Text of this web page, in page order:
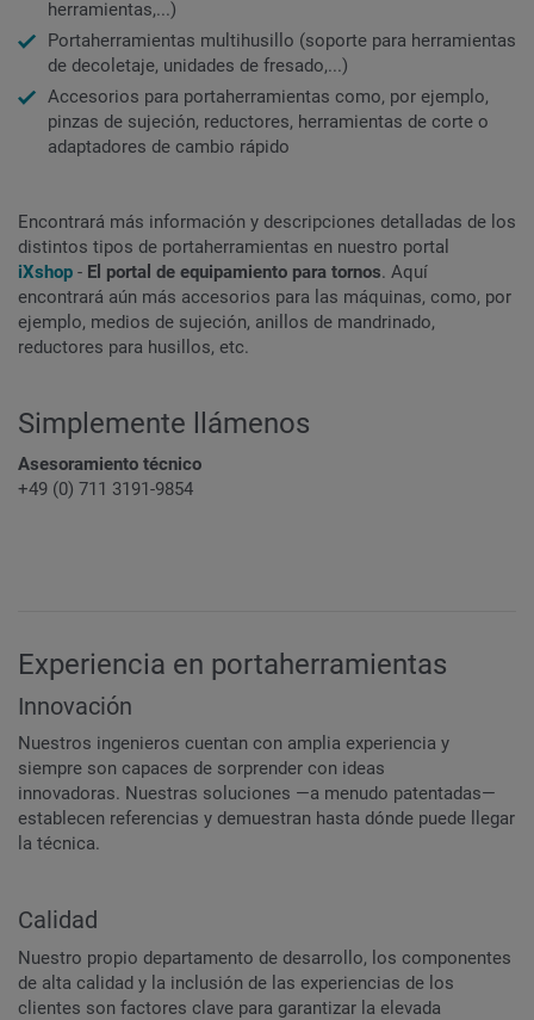
herramientas,...)
Portaherramientas multihusillo (soporte para herramientas
de decoletaje, unidades de fresado,...)
Accesorios para portaherramientas como, por ejemplo,
pinzas de sujeción, reductores, herramientas de corte o
adaptadores de cambio rápido
Encontrará más información y descripciones detalladas de los
distintos tipos de portaherramientas en nuestro portal
iXshop - El portal de equipamiento para tornos. Aquí
encontrará aún más accesorios para las máquinas, como, por
ejemplo, medios de sujeción, anillos de mandrinado,
reductores para husillos, etc.
Simplemente llámenos
Asesoramiento técnico
+49 (0) 711 3191-9854
Experiencia en portaherramientas
Innovación
Nuestros ingenieros cuentan con amplia experiencia y
siempre son capaces de sorprender con ideas
innovadoras. Nuestras soluciones —a menudo patentadas—
establecen referencias y demuestran hasta dónde puede llegar
la técnica.
Calidad
Nuestro propio departamento de desarrollo, los componentes
de alta calidad y la inclusión de las experiencias de los
clientes son factores clave para garantizar la elevada